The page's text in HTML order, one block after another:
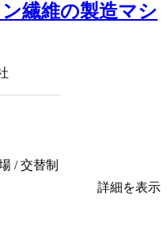
繊維の製造マシ
/ 交替制
詳細を表示